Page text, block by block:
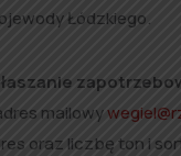
Łódzkiego.
mailowy
oraz liczbę ton i